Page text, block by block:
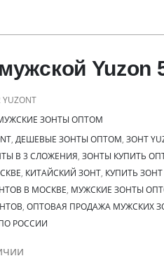
Yuzon
YUZONT
ЗОНТЫ ОПТОМ
, ДЕШЕВЫЕ ЗОНТЫ ОПТОМ, ЗОНТ
В 3 СЛОЖЕНИЯ, ЗОНТЫ КУПИТЬ
, КИТАЙСКИЙ ЗОНТ, КУПИТЬ
В МОСКВЕ, МУЖСКИЕ ЗОНТЫ
, ОПТОВАЯ ПРОДАЖА МУЖСКИХ
РОССИИ